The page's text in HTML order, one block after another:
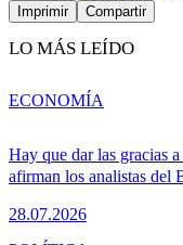
Imprimir Compartir
LO MÁS LEÍDO
Hay que dar las gracias
afirman los analistas del
28.07.2026
ECONOMÍA